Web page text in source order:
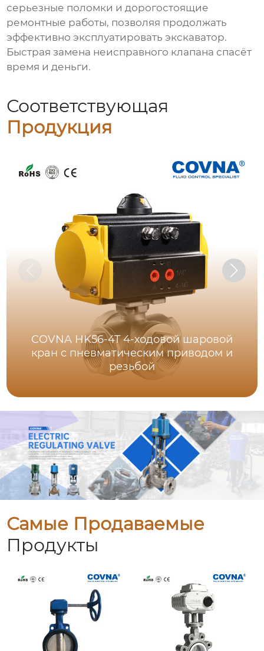
серьезные поломки и дорогостоящие
ремонтные работы, позволяя продолжать
эффективно эксплуатировать экскаватор.
Быстрая замена неисправного клапана спасёт
время и деньги.
Соответствующая
Продукция
COVNA HK56-4T 4-ходовой шаровой
кран с пневматическим приводом и
резьбой
Самые Продаваемые
Продукты